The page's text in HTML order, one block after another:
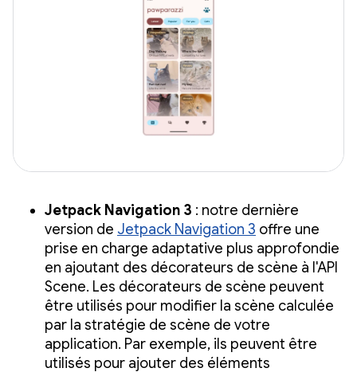
Jetpack Navigation 3 : notre dernière
version de Jetpack Navigation 3 offre une
prise en charge adaptative plus approfondie
en ajoutant des décorateurs de scène à l'API
Scene. Les décorateurs de scène peuvent
être utilisés pour modifier la scène calculée
par la stratégie de scène de votre
application. Par exemple, ils peuvent être
utilisés pour ajouter des éléments